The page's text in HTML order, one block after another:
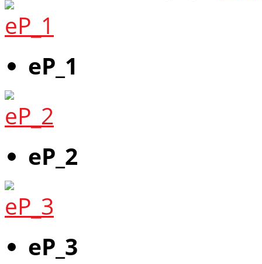
eP_1
eP_2
eP_3